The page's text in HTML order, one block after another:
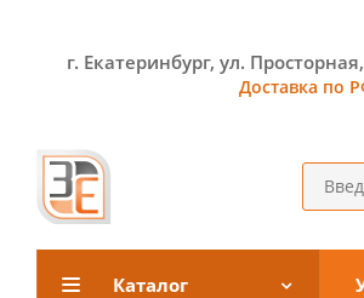
г. Екатеринбург, ул.
Доставка по
Каталог